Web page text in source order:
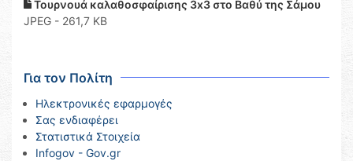
Τουρνουά καλαθοσφαίρισης 3x3 στο Βαθύ της Σάμου
JPEG - 261,7 KB
Για τον Πολίτη
Ηλεκτρονικές εφαρμογές
Σας ενδιαφέρει
Στατιστικά Στοιχεία
Infogov - Gov.gr